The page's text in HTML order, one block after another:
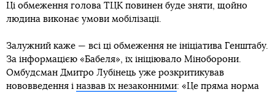
Ці обмеження голова ТЦК повинен буде зняти, щойно
людина виконає умови мобілізації.
Залужний каже — всі ці обмеження не ініціатива Генштабу.
За інформацією «Бабеля», їх ініціювало Міноборони.
Омбудсман Дмитро Лубінець уже розкритикував
нововведення і назвав їх незаконними: «Це пряма норма